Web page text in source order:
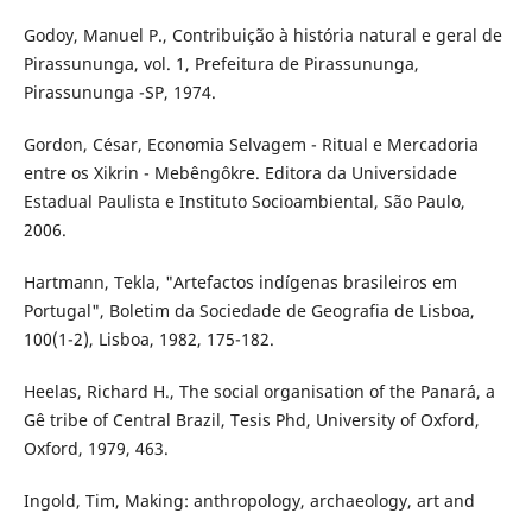
Godoy, Manuel P., Contribuição à história natural e geral de
Pirassununga, vol. 1, Prefeitura de Pirassununga,
Pirassununga -SP, 1974.
Gordon, César, Economia Selvagem - Ritual e Mercadoria
entre os Xikrin - Mebêngôkre. Editora da Universidade
Estadual Paulista e Instituto Socioambiental, São Paulo,
2006.
Hartmann, Tekla, "Artefactos indígenas brasileiros em
Portugal", Boletim da Sociedade de Geografia de Lisboa,
100(1-2), Lisboa, 1982, 175-182.
Heelas, Richard H., The social organisation of the Panará, a
Gê tribe of Central Brazil, Tesis Phd, University of Oxford,
Oxford, 1979, 463.
Ingold, Tim, Making: anthropology, archaeology, art and